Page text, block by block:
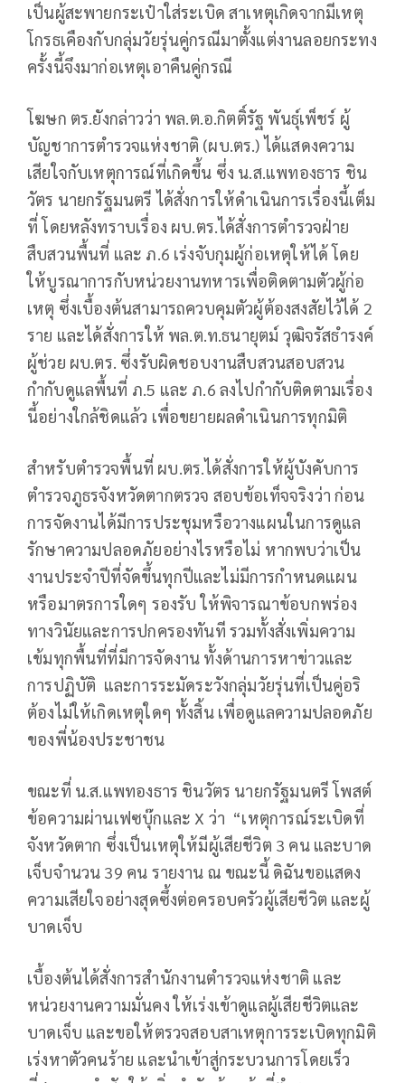
เป็นผู้สะพายกระเป๋าใส่ระเบิด สาเหตุเกิดจากมีเหตุ
โกรธเคืองกับกลุ่มวัยรุ่นคู่กรณีมาตั้งแต่งานลอยกระทง
ครั้งนี้จึงมาก่อเหตุเอาคืนคู่กรณี
โฆษก ตร.ยังกล่าวว่า พล.ต.อ.กิตติ์รัฐ พันธุ์เพ็ชร์ ผู้
บัญชาการตำรวจแห่งชาติ (ผบ.ตร.) ได้แสดงความ
เสียใจกับเหตุการณ์ที่เกิดขึ้น ซึ่ง น.ส.แพทองธาร ชิน
วัตร นายกรัฐมนตรี ได้สั่งการให้ดำเนินการเรื่องนี้เต็ม
ที่ โดยหลังทราบเรื่อง ผบ.ตร.ได้สั่งการตำรวจฝ่าย
สืบสวนพื้นที่ และ ภ.6 เร่งจับกุมผู้ก่อเหตุให้ได้ โดย
ให้บูรณาการกับหน่วยงานทหารเพื่อติดตามตัวผู้ก่อ
เหตุ ซึ่งเบื้องต้นสามารถควบคุมตัวผู้ต้องสงสัยไว้ได้ 2
ราย และได้สั่งการให้ พล.ต.ท.ธนายุตม์ วุฒิจรัสธํารงค์
ผู้ช่วย ผบ.ตร. ซึ่งรับผิดชอบงานสืบสวนสอบสวน
กำกับดูแลพื้นที่ ภ.5 และ ภ.6 ลงไปกำกับติดตามเรื่อง
นี้อย่างใกล้ชิดแล้ว เพื่อขยายผลดำเนินการทุกมิติ
สำหรับตำรวจพื้นที่ ผบ.ตร.ได้สั่งการให้ผู้บังคับการ
ตำรวจภูธรจังหวัดตากตรวจ สอบข้อเท็จจริงว่า ก่อน
การจัดงานได้มีการประชุมหรือวางแผนในการดูแล
รักษาความปลอดภัยอย่างไรหรือไม่ หากพบว่าเป็น
งานประจำปีที่จัดขึ้นทุกปีและไม่มีการกำหนดแผน
หรือมาตรการใดๆ รองรับ ให้พิจารณาข้อบกพร่อง
ทางวินัยและการปกครองทันที รวมทั้งสั่งเพิ่มความ
เข้มทุกพื้นที่ที่มีการจัดงาน ทั้งด้านการหาข่าวและ
การปฏิบัติ และการระมัดระวังกลุ่มวัยรุ่นที่เป็นคู่อริ
ต้องไม่ให้เกิดเหตุใดๆ ทั้งสิ้น เพื่อดูแลความปลอดภัย
ของพี่น้องประชาชน
ขณะที่ น.ส.แพทองธาร ชินวัตร นายกรัฐมนตรี โพสต์
ข้อความผ่านเฟซบุ๊กและ X ว่า “เหตุการณ์ระเบิดที่
จังหวัดตาก ซึ่งเป็นเหตุให้มีผู้เสียชีวิต 3 คน และบาด
เจ็บจำนวน 39 คน รายงาน ณ ขณะนี้ ดิฉันขอแสดง
ความเสียใจอย่างสุดซึ้งต่อครอบครัวผู้เสียชีวิต และผู้
บาดเจ็บ
เบื้องต้นได้สั่งการสำนักงานตำรวจแห่งชาติ และ
หน่วยงานความมั่นคง ให้เร่งเข้าดูแลผู้เสียชีวิตและ
บาดเจ็บ และขอให้ตรวจสอบสาเหตุการระเบิดทุกมิติ
เร่งหาตัวคนร้าย และนำเข้าสู่กระบวนการโดยเร็ว